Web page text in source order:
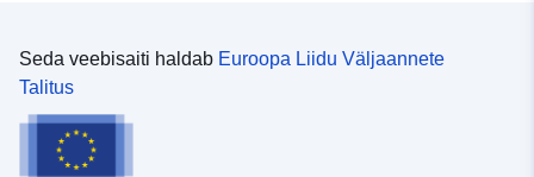
Seda veebisaiti haldab Euroopa Liidu Väljaannete
Talitus